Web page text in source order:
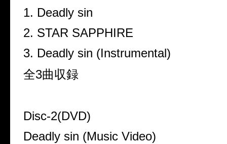
1. Deadly sin
2. STAR SAPPHIRE
3. Deadly sin (Instrumental)
全3曲収録
Disc-2(DVD)
Deadly sin (Music Video)